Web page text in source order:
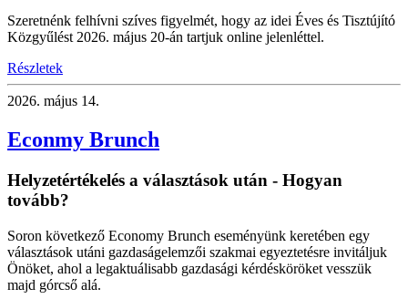
Szeretnénk felhívni szíves figyelmét, hogy az idei Éves és Tisztújító
Közgyűlést 2026. május 20-án tartjuk online jelenléttel.
Részletek
2026. május 14.
Econmy Brunch
Helyzetértékelés a választások után - Hogyan
tovább?
Soron következő Economy Brunch eseményünk keretében egy
választások utáni gazdaságelemzői szakmai egyeztetésre invitáljuk
Önöket, ahol a legaktuálisabb gazdasági kérdésköröket vesszük
majd górcső alá.